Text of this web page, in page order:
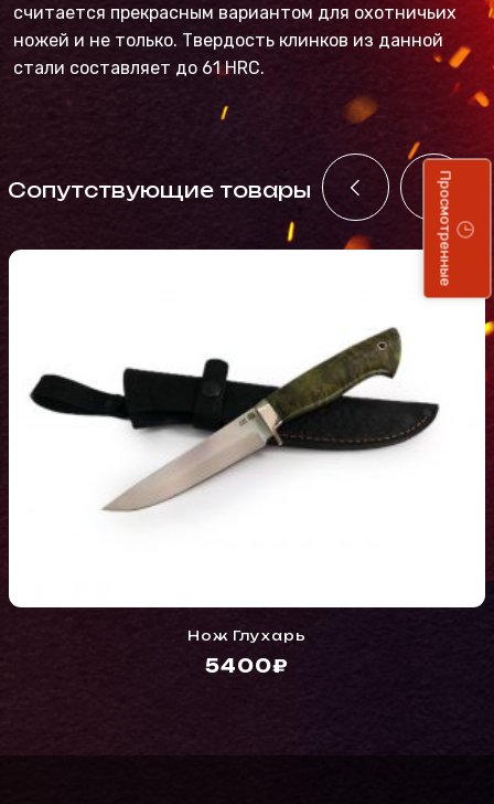
считается прекрасным вариантом для охотничьих
ножей и не только. Твердость клинков из данной
стали составляет до 61 HRC.
Cопутствующие товары
Нож Глухарь
5400₽
Просмотренные